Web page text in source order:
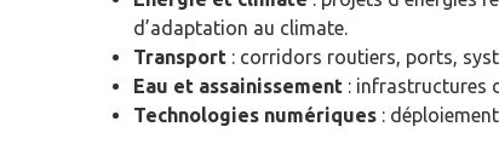
d’adaptation au climate.
Transport : corridors routiers, ports,
Eau et assainissement : infrastructures
Technologies numériques :